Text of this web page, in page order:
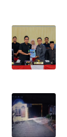
WN
LAMPUNG
WN
JATENG
WN